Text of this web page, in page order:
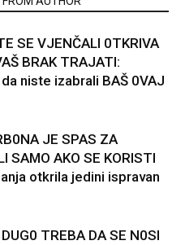
SE VJENČALI 0TKRIVA
BRAK TRAJATI:
niste izabrali BAŠ 0VAJ
JE SPAS ZA
SAMO AKO SE KORISTI
otkrila jedini ispravan
TREBA DA SE N0SI